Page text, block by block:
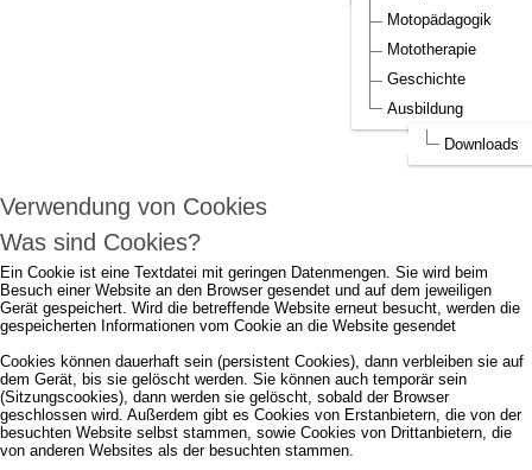
Motopädagogik
Mototherapie
Geschichte
Ausbildung
Downloads
Um die Webseite optimal gestalten und
fortlaufend verbessern zu können, verwendet
Durch die weitere Nutzung der Webseite stimmen Sie der Verwendung von
Verwendung von Cookies
Was sind Cookies?
Ein Cookie ist eine Textdatei mit geringen Datenmengen. Sie wird beim
Besuch einer Website an den Browser gesendet und auf dem jeweiligen
Gerät gespeichert. Wird die betreffende Website erneut besucht, werden die
gespeicherten Informationen vom Cookie an die Website gesendet
Cookies können dauerhaft sein (persistent Cookies), dann verbleiben sie auf
dem Gerät, bis sie gelöscht werden. Sie können auch temporär sein
(Sitzungscookies), dann werden sie gelöscht, sobald der Browser
geschlossen wird. Außerdem gibt es Cookies von Erstanbietern, die von der
besuchten Website selbst stammen, sowie Cookies von Drittanbietern, die
von anderen Websites als der besuchten stammen.